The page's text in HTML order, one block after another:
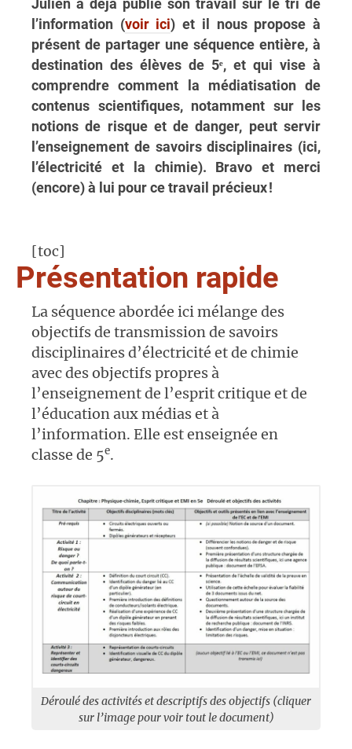
Julien a déjà publié son travail sur le tri de
l’information (voir ici) et il nous propose à
présent de partager une séquence entière, à
destination des élèves de 5ᵉ, et qui vise à
comprendre comment la médiatisation de
contenus scientifiques, notamment sur les
notions de risque et de danger, peut servir
l’enseignement de savoirs disciplinaires (ici,
l’électricité et la chimie). Bravo et merci
(encore) à lui pour ce travail précieux !
[toc]
Présentation rapide
La séquence abordée ici mélange des
objectifs de transmission de savoirs
disciplinaires d’électricité et de chimie
avec des objectifs propres à
l’enseignement de l’esprit critique et de
l’éducation aux médias et à
l’information. Elle est enseignée en
classe de 5e.
Déroulé des activités et descriptifs des objectifs (cliquer
sur l’image pour voir tout le document)